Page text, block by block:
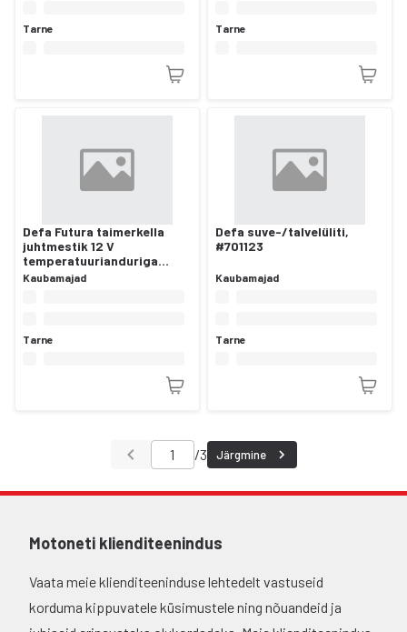
Tarne Tarne
Defa Futura taimerkella
juhtmestik 12 V
temperatuurianduriga
#418007
Kaubamajad
Tarne
Defa suve-/talvelüliti,
#701123
Kaubamajad
Tarne
/3 Järgmine
Motoneti klienditeenindus
Vaata meie klienditeeninduse lehtedelt vastuseid
korduma kippuvatele küsimustele ning nõuandeid ja